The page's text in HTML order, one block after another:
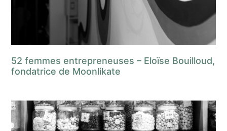
52 femmes entrepreneuses – Eloïse Bouilloud,
fondatrice de Moonlikate